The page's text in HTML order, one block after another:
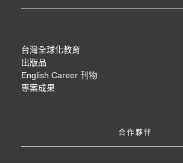
台灣全球化教育
出版品
English Career 刊物
專案成果
合作夥伴